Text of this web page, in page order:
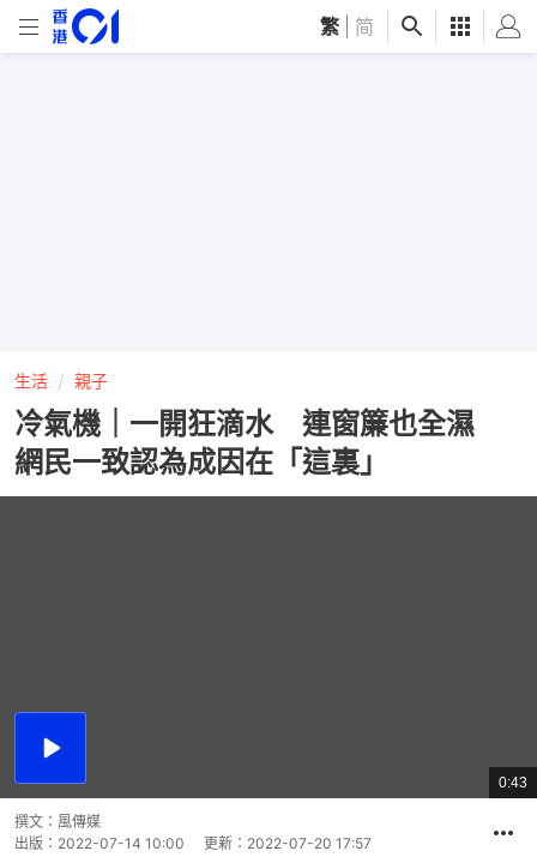
繁 简
生活 親子
冷氣機｜一開狂滴水 連窗簾也全濕
網民一致認為成因在「這裏」
播
總
共
0:43
撰文： 風傳媒
出版： 2022-07-14 10:00 更新： 2022-07-20 17:57